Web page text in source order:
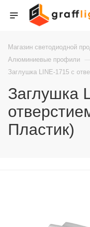
Магазин светодиодной
Алюминиевые профили
Заглушка LINE-1715 с
Заглушка
Пластик)